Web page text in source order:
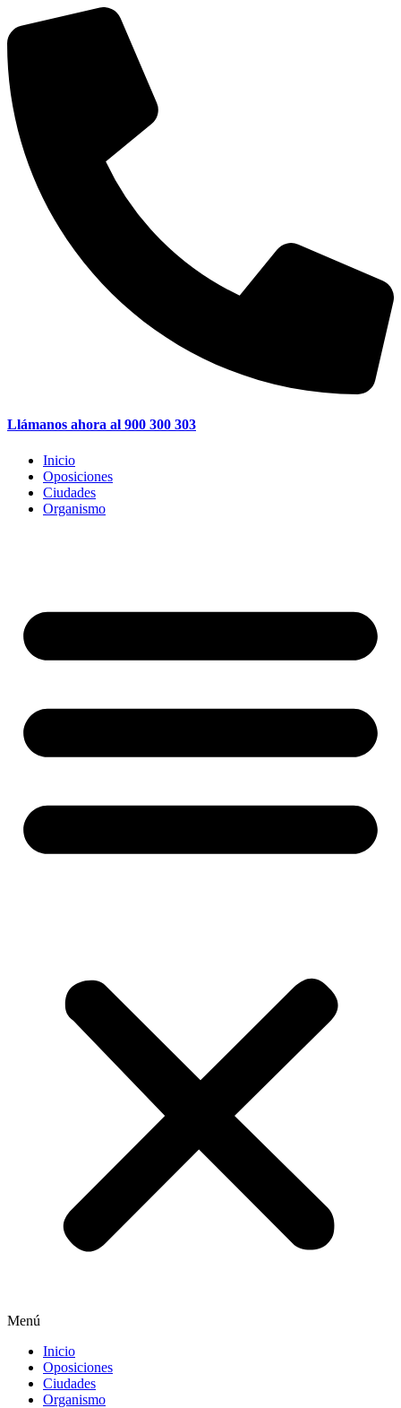
al
contenido
Llámanos ahora al 900 300 303
Inicio
Oposiciones
Ciudades
Organismo
Menú
Inicio
Oposiciones
Ciudades
Organismo